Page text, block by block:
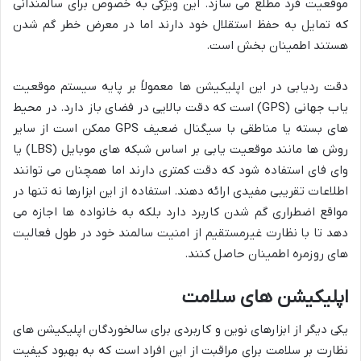
موقعیت فرد مطلع می سازد. این ویژگی به خصوص برای سالمندانی
که تمایل به حفظ استقلال خود دارند اما در معرض خطر گم شدن
هستند اطمینان بخش است.
دقت ردیابی در این اپلیکیشن ها معمولاً بر پایه سیستم موقعیت
یاب جهانی (GPS) است که دقت بالایی در فضای باز دارد. در محیط
های بسته یا مناطقی با سیگنال ضعیف GPS ممکن است از سایر
روش ها مانند موقعیت یابی بر اساس شبکه های موبایل (LBS) یا
وای فای استفاده شود که دقت کمتری دارند اما همچنان می توانند
اطلاعات تقریبی مفیدی ارائه دهند. استفاده از این ابزارها نه تنها در
مواقع اضطراری گم شدن کاربرد دارد بلکه به خانواده ها اجازه می
دهد تا با نظارت غیرمستقیم از امنیت سالمند خود در طول فعالیت
های روزمره اطمینان حاصل کنند.
اپلیکیشن های سلامت
یکی دیگر از ابزارهای نوین و کاربردی برای سالخوردگان اپلیکیشن های
نظارت بر سلامت برای مراقبت از این افراد است که به بهبود کیفیت